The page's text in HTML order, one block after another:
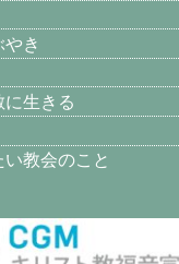
き
生きる
教会のこと